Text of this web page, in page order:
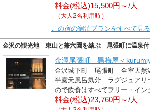
料金(税込)15,500円～/人
（大人2名利用時）
この宿の宿泊プランをすべて見る
金沢の観光地 東山と兼六園を結ぶ 尾張町に温泉付
金澤尾張町 黒梅屋＜
金沢城下町 尾張町 全室天然
半露天風呂気分 ラグジュア
ので飲食はすべてフリー・イ
料金(税込)23,760円～/人